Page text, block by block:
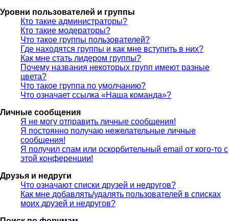
Уровни пользователей и группы
Кто такие администраторы?
Кто такие модераторы?
Что такое группы пользователей?
Где находятся группы и как мне вступить в них?
Как мне стать лидером группы?
Почему названия некоторых групп имеют разные
цвета?
Что такое группа по умолчанию?
Что означает ссылка «Наша команда»?
Личные сообщения
Я не могу отправить личные сообщения!
Я постоянно получаю нежелательные личные
сообщения!
Я получил спам или оскорбительный email от кого-то с
этой конференции!
Друзья и недруги
Что означают списки друзей и недругов?
Как мне добавлять/удалять пользователей в списках
моих друзей и недругов?